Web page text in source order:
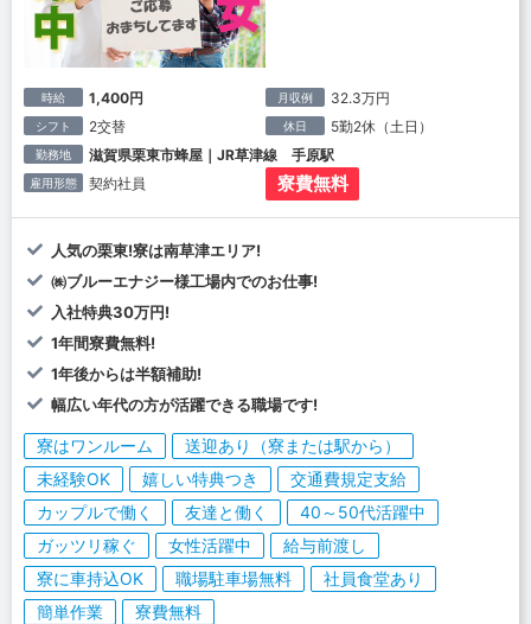
時給 1,400円 月収例 32.3万円
シフト 2交替 休日 5勤2休（土日）
勤務地 滋賀県栗東市蜂屋｜JR草津線 手原駅
雇用形態 契約社員 寮費無料
人気の栗東!寮は南草津エリア!
㈱ブルーエナジー様工場内でのお仕事!
入社特典30万円!
1年間寮費無料!
1年後からは半額補助!
幅広い年代の方が活躍できる職場です!
寮はワンルーム
送迎あり（寮または駅から）
未経験OK
嬉しい特典つき
交通費規定支給
カップルで働く
友達と働く
40～50代活躍中
ガッツリ稼ぐ
女性活躍中
給与前渡し
寮に車持込OK
職場駐車場無料
社員食堂あり
簡単作業
寮費無料